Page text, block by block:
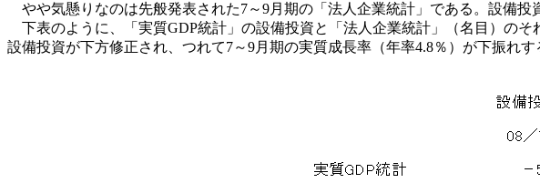
やや気懸りなのは先般発表された7～9月期の「法人企業統計」である。設備投
下表のように、「実質GDP統計」の設備投資と「法人企業統計」（名目）の
設備投資が下方修正され、つれて7～9月期の実質成長率（年率4.8％）が下振れす